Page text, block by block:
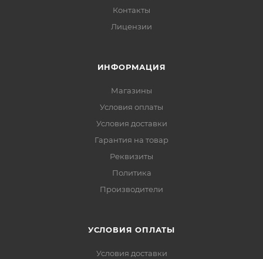
Контакты
Лицензии
ИНФОРМАЦИЯ
Магазины
Условия оплаты
Условия доставки
Гарантия на товар
Реквизиты
Политика
Производители
УСЛОВИЯ ОПЛАТЫ
Условия доставки